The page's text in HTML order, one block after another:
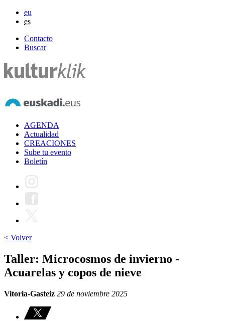
eu
es
Contacto
Buscar
AGENDA
Actualidad
CREACIONES
Sube tu evento
Boletín
< Volver
Taller: Microcosmos de invierno -
Acuarelas y copos de nieve
Vitoria-Gasteiz 29 de noviembre 2025